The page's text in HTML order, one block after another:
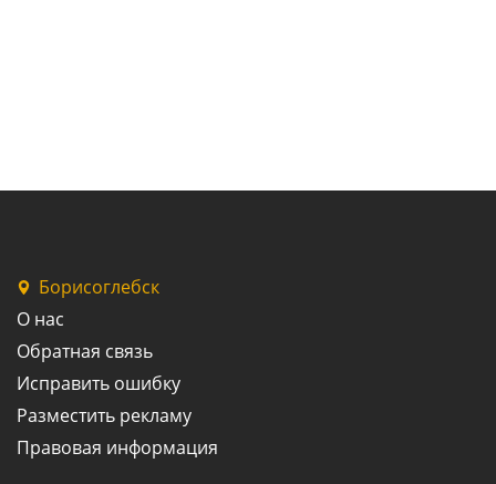
Борисоглебск
О нас
Обратная связь
Исправить ошибку
Разместить рекламу
Правовая информация